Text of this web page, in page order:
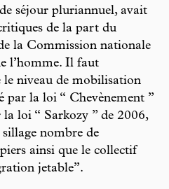
séjour pluriannuel, avait
de la part du
la Commission nationale
l’homme. Il faut
le niveau de mobilisation
par la loi “ Chevènement ”
loi “ Sarkozy ” de 2006,
nombre de
ainsi que le collectif
jetable”.